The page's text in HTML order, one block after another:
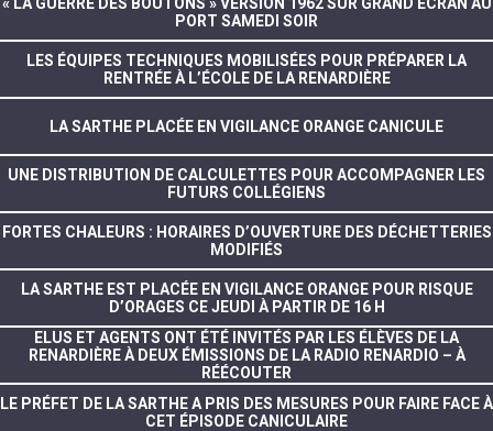
PORT SAMEDI SOIR
LES ÉQUIPES TECHNIQUES MOBILISÉES POUR PRÉPARER LA
RENTRÉE À L’ÉCOLE DE LA RENARDIÈRE
LA SARTHE PLACÉE EN VIGILANCE ORANGE CANICULE
UNE DISTRIBUTION DE CALCULETTES POUR ACCOMPAGNER LES
FUTURS COLLÉGIENS
FORTES CHALEURS : HORAIRES D’OUVERTURE DES DÉCHETTERIES
MODIFIÉS
LA SARTHE EST PLACÉE EN VIGILANCE ORANGE POUR RISQUE
D’ORAGES CE JEUDI À PARTIR DE 16 H
ELUS ET AGENTS ONT ÉTÉ INVITÉS PAR LES ÉLÈVES DE LA
RENARDIÈRE À DEUX ÉMISSIONS DE LA RADIO RENARDIO – À
RÉÉCOUTER
LE PRÉFET DE LA SARTHE A PRIS DES MESURES POUR FAIRE FACE À
CET ÉPISODE CANICULAIRE